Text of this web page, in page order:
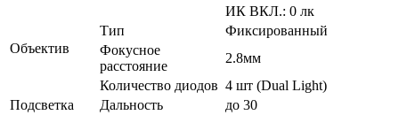
ИК ВКЛ.: 0 лк
Объектив
Тип
Фиксированный
Фокусное
расстояние
2.8мм
Подсветка
Количество диодов 4 шт (Dual Light)
Дальность
до 30